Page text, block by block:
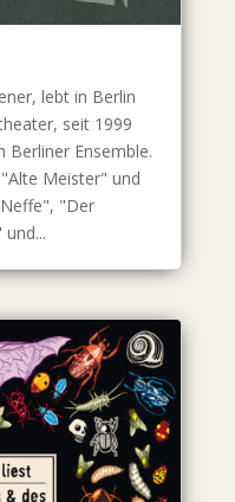
lebt in Berlin
seit 1999
Ensemble.
Meister" und
"Der